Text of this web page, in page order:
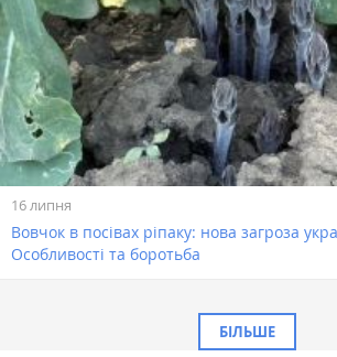
16 липня
Вовчок в посівах ріпаку: нова загроза
Особливості та боротьба
БІЛЬШЕ